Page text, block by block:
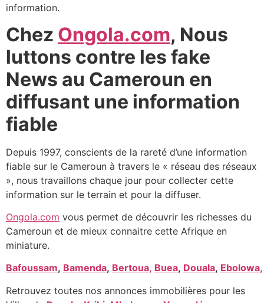
information.
Chez Ongola.com, Nous
luttons contre les fake
News au Cameroun en
diffusant une information
fiable
Depuis 1997, conscients de la rareté d’une information
fiable sur le Cameroun à travers le « réseau des réseaux
», nous travaillons chaque jour pour collecter cette
information sur le terrain et pour la diffuser.
Ongola.com vous permet de découvrir les richesses du
Cameroun et de mieux connaitre cette Afrique en
miniature.
Bafoussam, Bamenda, Bertoua, Buea, Douala, Ebolowa,
Retrouvez toutes nos annonces immobilières pour les